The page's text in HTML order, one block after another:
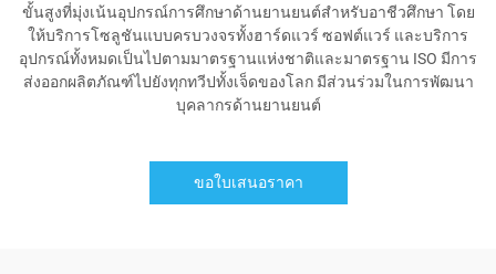
ขั้นสูงที่มุ่งเน้นอุปกรณ์การศึกษาด้านยานยนต์สำหรับอาชีวศึกษา โดย
ให้บริการโซลูชันแบบครบวงจรทั้งฮาร์ดแวร์ ซอฟต์แวร์ และบริการ
อุปกรณ์ทั้งหมดเป็นไปตามมาตรฐานแห่งชาติและมาตรฐาน ISO มีการ
ส่งออกผลิตภัณฑ์ไปยังทุกทวีปทั้งเจ็ดของโลก มีส่วนร่วมในการพัฒนา
บุคลากรด้านยานยนต์
ขอใบเสนอราคา